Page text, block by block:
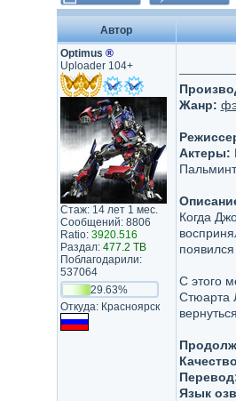
Автор
Optimus ®
Uploader 104+
Стаж: 14 лет 1 мес.
Сообщений: 8806
Ratio: 3920.516
Раздал: 477.2 TB
Поблагодарили:
537064
29.63%
Откуда: Красноярск
Жанр:
Актеры:
Когда
С этого
Стюарта
Язык